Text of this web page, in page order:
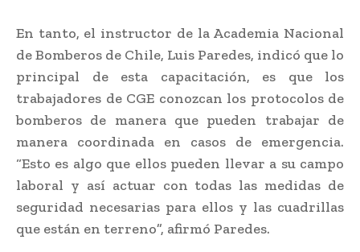
En tanto, el instructor de la Academia Nacional
de Bomberos de Chile, Luis Paredes, indicó que lo
principal de esta capacitación, es que los
trabajadores de CGE conozcan los protocolos de
bomberos de manera que pueden trabajar de
manera coordinada en casos de emergencia.
“Esto es algo que ellos pueden llevar a su campo
laboral y así actuar con todas las medidas de
seguridad necesarias para ellos y las cuadrillas
que están en terreno”, afirmó Paredes.